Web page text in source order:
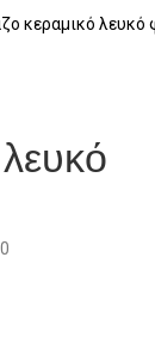
κεραμικό λευκό